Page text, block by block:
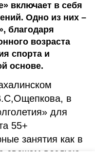
включает в себя
Одно из них –
благодаря
возраста
спорта и
основе.
в
для
55+
занятия как в
свежем воздухе.